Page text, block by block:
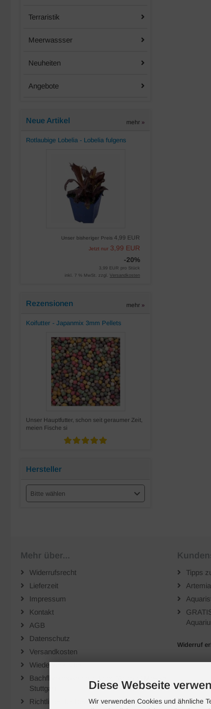
Terraristik
Meerwassser
Neuheiten
Angebote
Neue Artikel mehr »
Rotlaubige Lobelia - Lobelia fulgens
Unser bisheriger Preis 4,99 EUR
Jetzt nur 3,99 EUR
-20%
3,99 EUR pro Stück
inkl. 7 % MwSt. zzgl. Versandkosten
Rezensionen mehr »
Koifutter - Japanmix 3mm Pellets
Unser Hauptfutter, schon seit geraumer Zeit,
meien Fische si
Hersteller
Bitte wählen
Mehr über...
Widerrufsrecht
Lieferzeit
Impressum
Kontakt
AGB
Datenschutz
Versandkosten
Wiederverkäufer
Bachflohkrebse.de auf der "Animal" Messe
Stuttgart
Richtlinien für Bewertungen
Tipps
Widerruf
Diese Webseite
Wir verwenden Cookies und ähnliche